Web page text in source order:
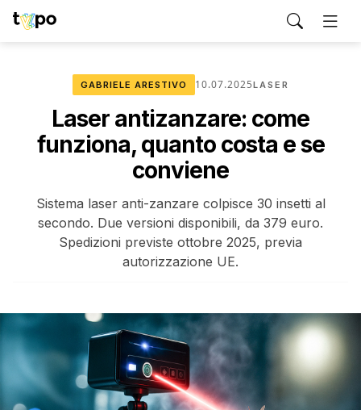
GABRIELE ARESTIVO 10.07.2025LASER
Laser antizanzare: come
funziona, quanto costa e se
conviene
Sistema laser anti-zanzare colpisce 30 insetti al
secondo. Due versioni disponibili, da 379 euro.
Spedizioni previste ottobre 2025, previa
autorizzazione UE.